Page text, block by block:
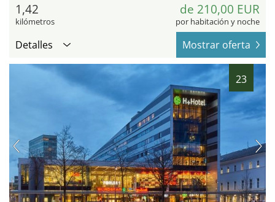
1,42
kilómetros
de 210,00 EUR
por habitación y noche
Detalles Mostrar oferta
23